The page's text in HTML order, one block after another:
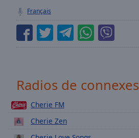
currently
behind
LIVE
Remaining
Time-
Playback
Rate
Chapters
Français
Radios de connexes
Cherie FM
Cherie Zen